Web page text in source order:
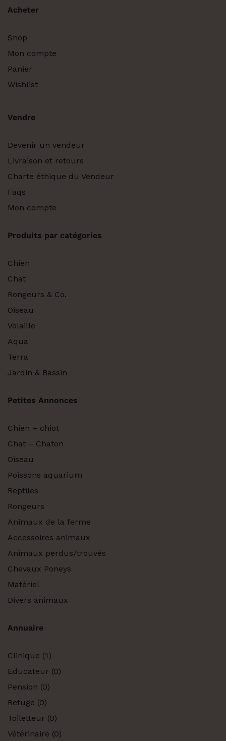
Acheter
Shop
Mon compte
Panier
Wishlist
Vendre
Devenir un vendeur
Livraison et retours
Charte éthique du Vendeur
Faqs
Mon compte
Produits par catégories
Chien
Chat
Rongeurs & Co.
Oiseau
Volaille
Aqua
Terra
Jardin & Bassin
Petites Annonces
Chien – chiot
Chat – Chaton
Oiseau
Poissons aquarium
Reptiles
Rongeurs
Animaux de la ferme
Accessoires animaux
Animaux perdus/trouvés
Chevaux Poneys
Matériel
Divers animaux
Annuaire
Clinique (1)
Educateur (0)
Pension (0)
Refuge (0)
Toiletteur (0)
Vétérinaire (0)